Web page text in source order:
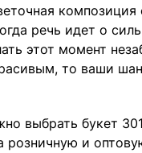
речь идет о
этот момент
то ваши
выбрать букет
розничную и